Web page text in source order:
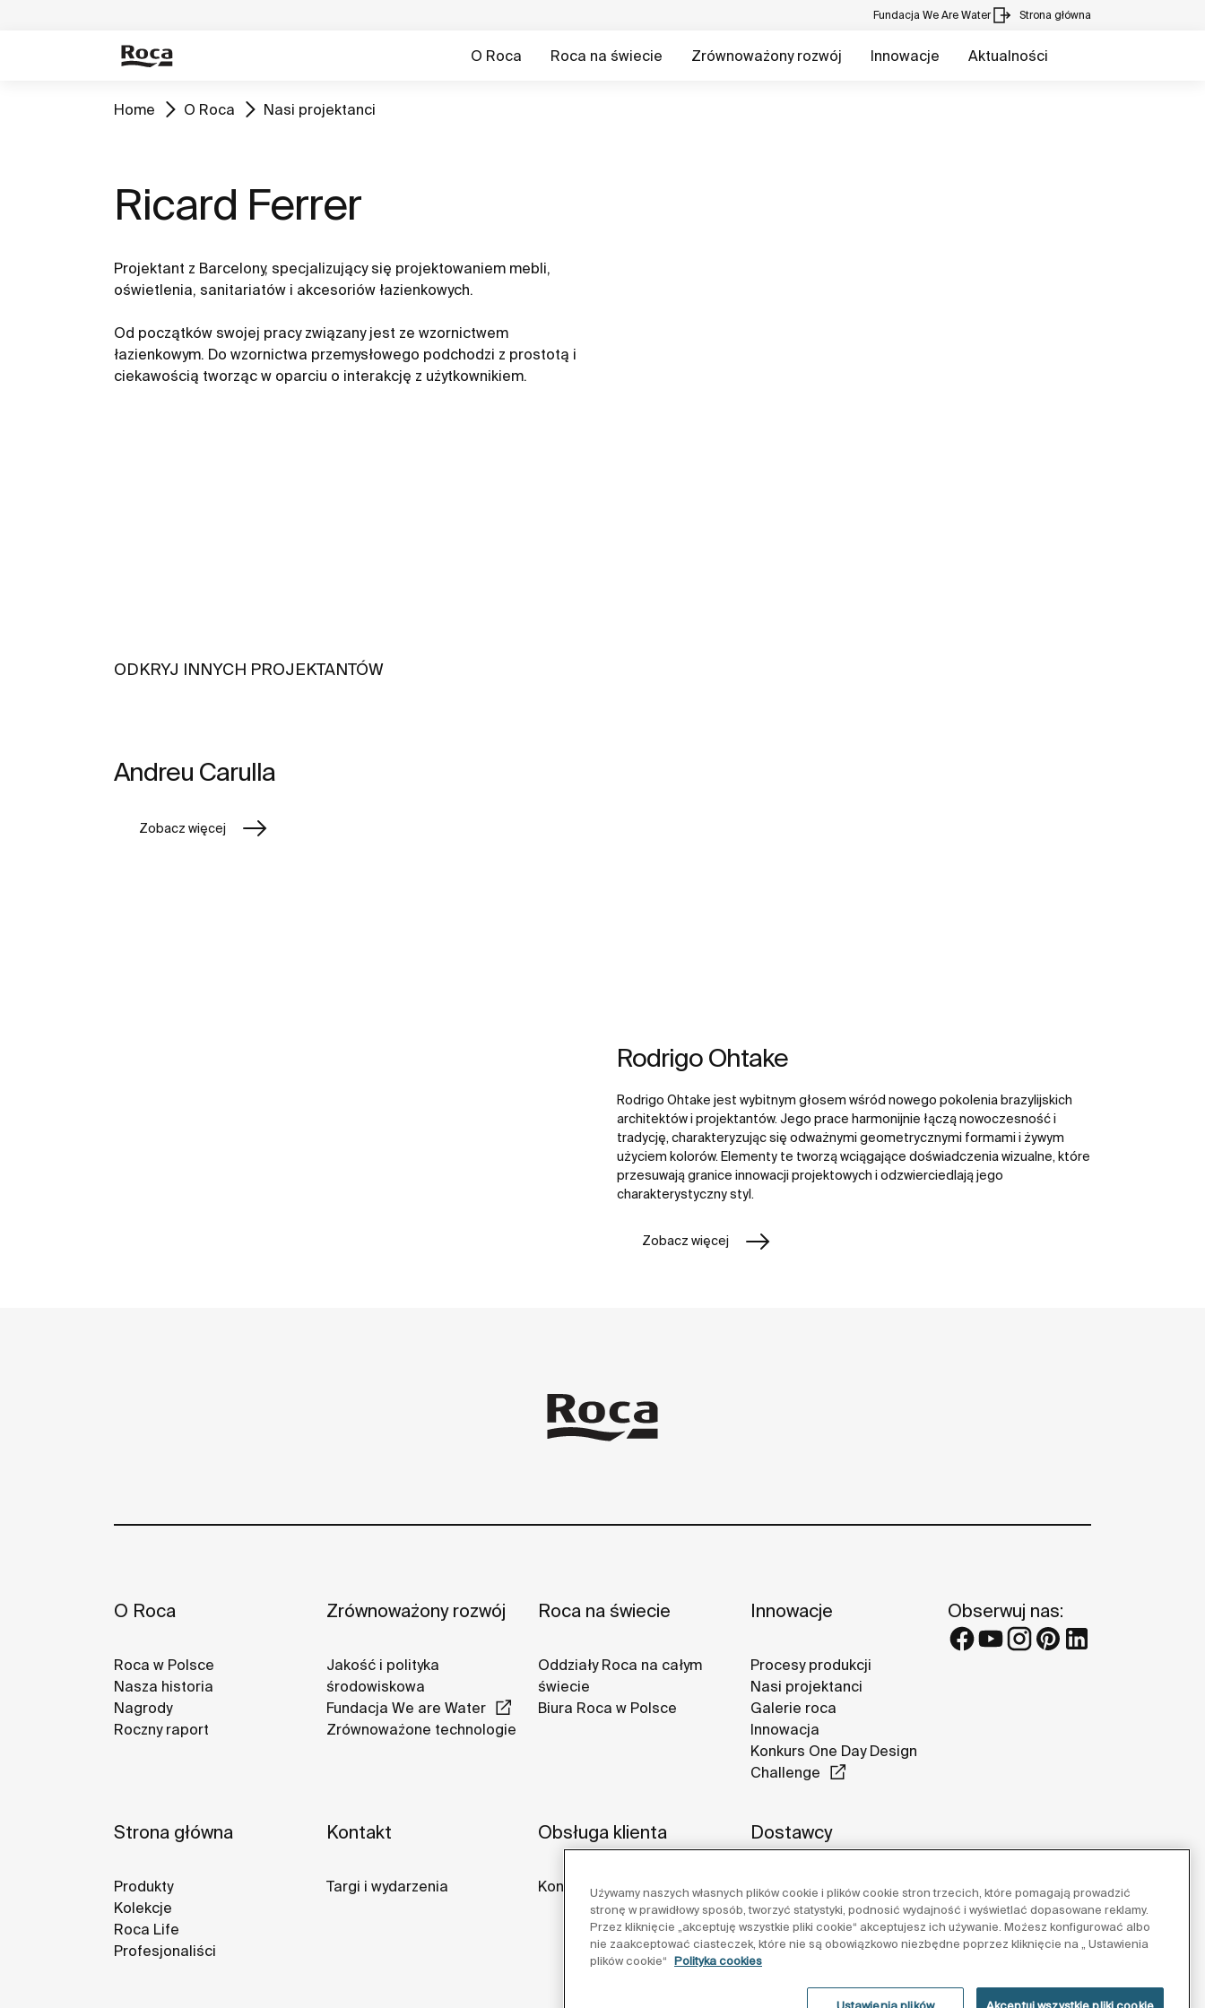
Fundacja We Are Water Strona główna
O Roca Roca na świecie Zrównoważony rozwój Innowacje Aktualności
Home O Roca Nasi projektanci
Ricard Ferrer
Projektant z Barcelony, specjalizujący się projektowaniem mebli,
oświetlenia, sanitariatów i akcesoriów łazienkowych.
Od początków swojej pracy związany jest ze wzornictwem
łazienkowym. Do wzornictwa przemysłowego podchodzi z prostotą i
ciekawością tworząc w oparciu o interakcję z użytkownikiem.
ODKRYJ INNYCH PROJEKTANTÓW
Andreu Carulla
Zobacz więcej
Rodrigo Ohtake
Rodrigo Ohtake jest wybitnym głosem wśród nowego pokolenia brazylijskich
architektów i projektantów. Jego prace harmonijnie łączą nowoczesność i
tradycję, charakteryzując się odważnymi geometrycznymi formami i żywym
użyciem kolorów. Elementy te tworzą wciągające doświadczenia wizualne, które
przesuwają granice innowacji projektowych i odzwierciedlają jego
charakterystyczny styl.
Zobacz więcej
O Roca
Roca w Polsce
Nasza historia
Nagrody
Roczny raport
Zrównoważony rozwój
Jakość i polityka
środowiskowa
Fundacja We are Water
Zrównoważone technologie
Roca na świecie
Oddziały Roca na całym
świecie
Biura Roca w Polsce
Innowacje
Procesy produkcji
Nasi projektanci
Galerie roca
Innowacja
Konkurs One Day Design
Challenge
Strona główna
Produkty
Kolekcje
Roca Life
Profesjonaliści
Kontakt
Targi i wydarzenia
Obsługa klienta
Kontakt
Dostawcy
Obserwuj nas:
Używamy naszych własnych plików cookie i plików cookie stron trzecich, które pomagają prowadzić
stronę w prawidłowy sposób, tworzyć statystyki, podnosić wydajność i wyświetlać dopasowane reklamy.
Przez kliknięcie „akceptuję wszystkie pliki cookie“ akceptujesz ich używanie. Możesz konfigurować albo
nie zaakceptować ciasteczek, które nie są obowiązkowo niezbędne poprzez kliknięcie na „ Ustawienia
plików cookie“
Polityka cookies